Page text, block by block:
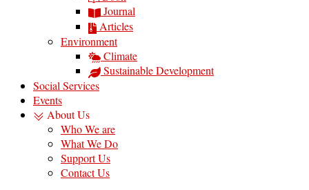
Journal
Articles
Environment
Climate
Sustainable Development
Social Services
Events
About Us
Who We are
What We Do
Support Us
Contact Us